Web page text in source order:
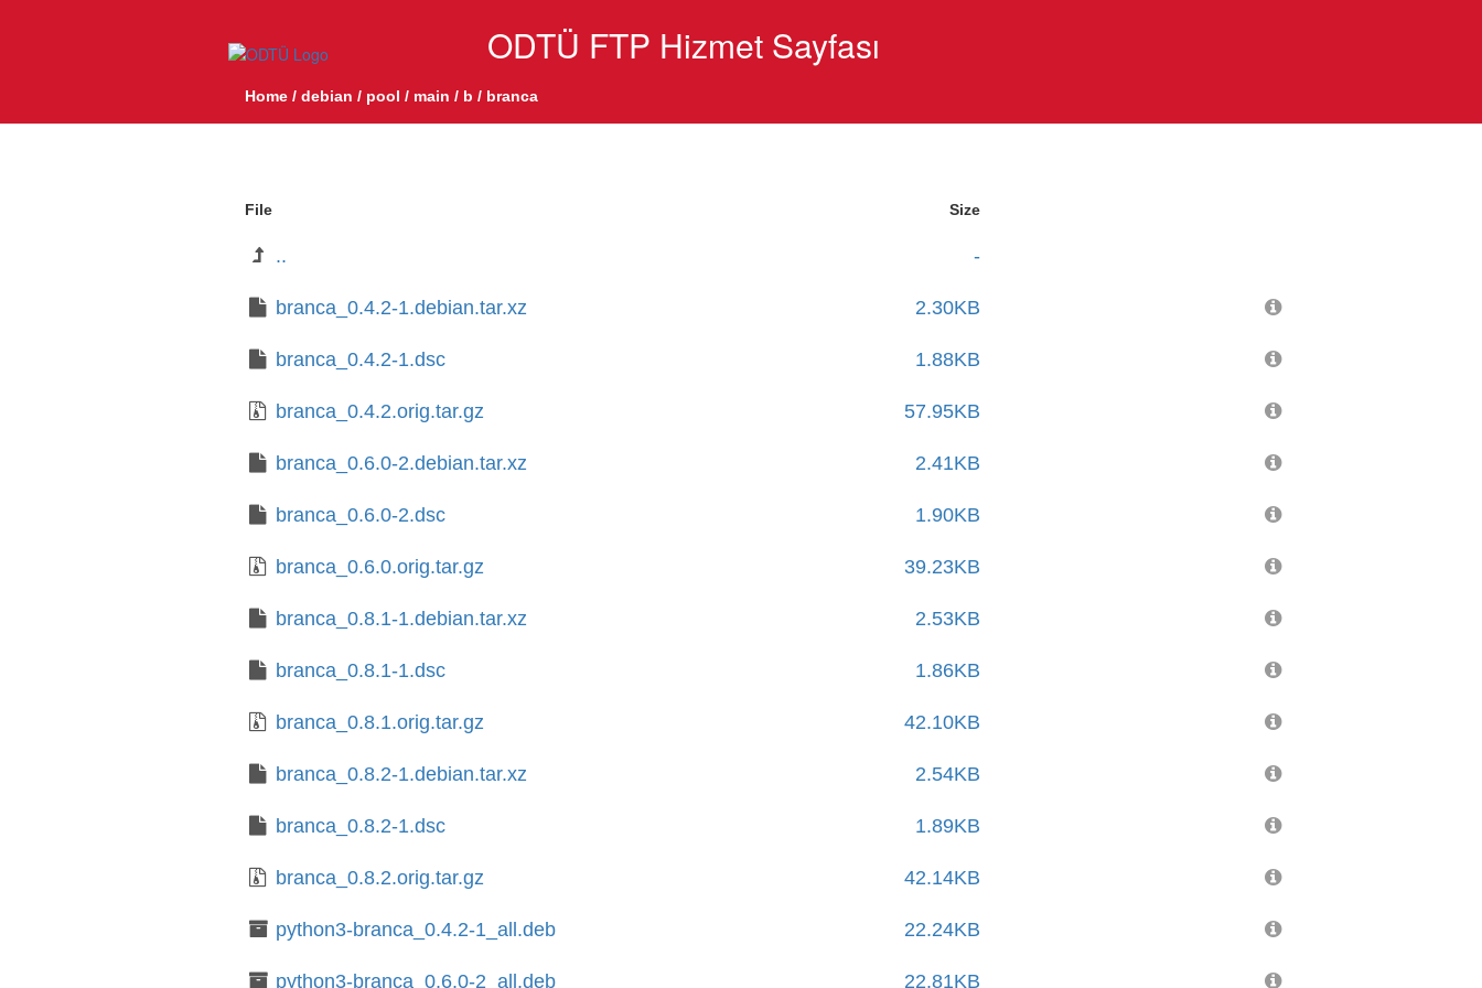
ODTÜ FTP Hizmet Sayfası
Home / debian / pool / main / b / branca
File Size
.. -
branca_0.4.2-1.debian.tar.xz 2.30KB
branca_0.4.2-1.dsc 1.88KB
branca_0.4.2.orig.tar.gz 57.95KB
branca_0.6.0-2.debian.tar.xz 2.41KB
branca_0.6.0-2.dsc 1.90KB
branca_0.6.0.orig.tar.gz 39.23KB
branca_0.8.1-1.debian.tar.xz 2.53KB
branca_0.8.1-1.dsc 1.86KB
branca_0.8.1.orig.tar.gz 42.10KB
branca_0.8.2-1.debian.tar.xz 2.54KB
branca_0.8.2-1.dsc 1.89KB
branca_0.8.2.orig.tar.gz 42.14KB
python3-branca_0.4.2-1_all.deb 22.24KB
python3-branca_0.6.0-2_all.deb 22.81KB